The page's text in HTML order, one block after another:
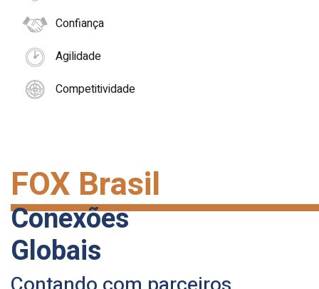
FOX Brasil
Heavy Lift e
Engenharia
Confiança
Agilidade
Competitividade
Conexões
Globais